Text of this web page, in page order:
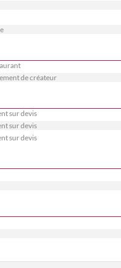
de créateur
sur devis
sur devis
sur devis